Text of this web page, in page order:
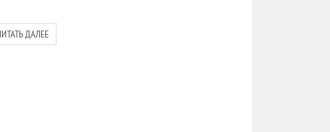
ДАЛЕЕ